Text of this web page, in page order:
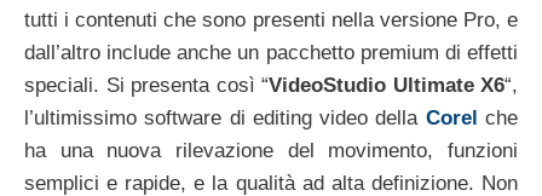
tutti i contenuti che sono presenti nella versione Pro, e
dall’altro include anche un pacchetto premium di effetti
speciali. Si presenta così “VideoStudio Ultimate X6“,
l’ultimissimo software di editing video della Corel che
ha una nuova rilevazione del movimento, funzioni
semplici e rapide, e la qualità ad alta definizione. Non